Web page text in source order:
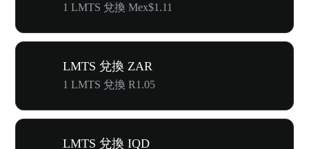
1 LMTS 兌換 Mex$1.11
LMTS 兌換 ZAR
1 LMTS 兌換 R1.05
LMTS 兌換 IQD